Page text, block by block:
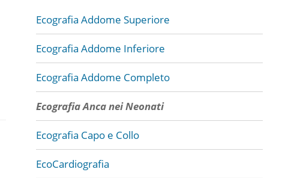
Ecografia Addome Superiore
Ecografia Addome Inferiore
Ecografia Addome Completo
Ecografia Anca nei Neonati
Ecografia Capo e Collo
EcoCardiografia